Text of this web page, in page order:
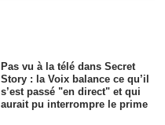
Pas vu à la télé dans Secret
Story : la Voix balance ce qu’il
s’est passé "en direct" et qui
aurait pu interrompre le prime